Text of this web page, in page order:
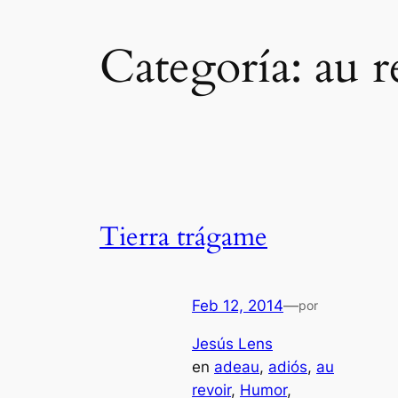
Categoría: au
Tierra trágame
Feb 12, 2014—por
Jesús Lens
en adeau, adiós, au
revoir, Humor